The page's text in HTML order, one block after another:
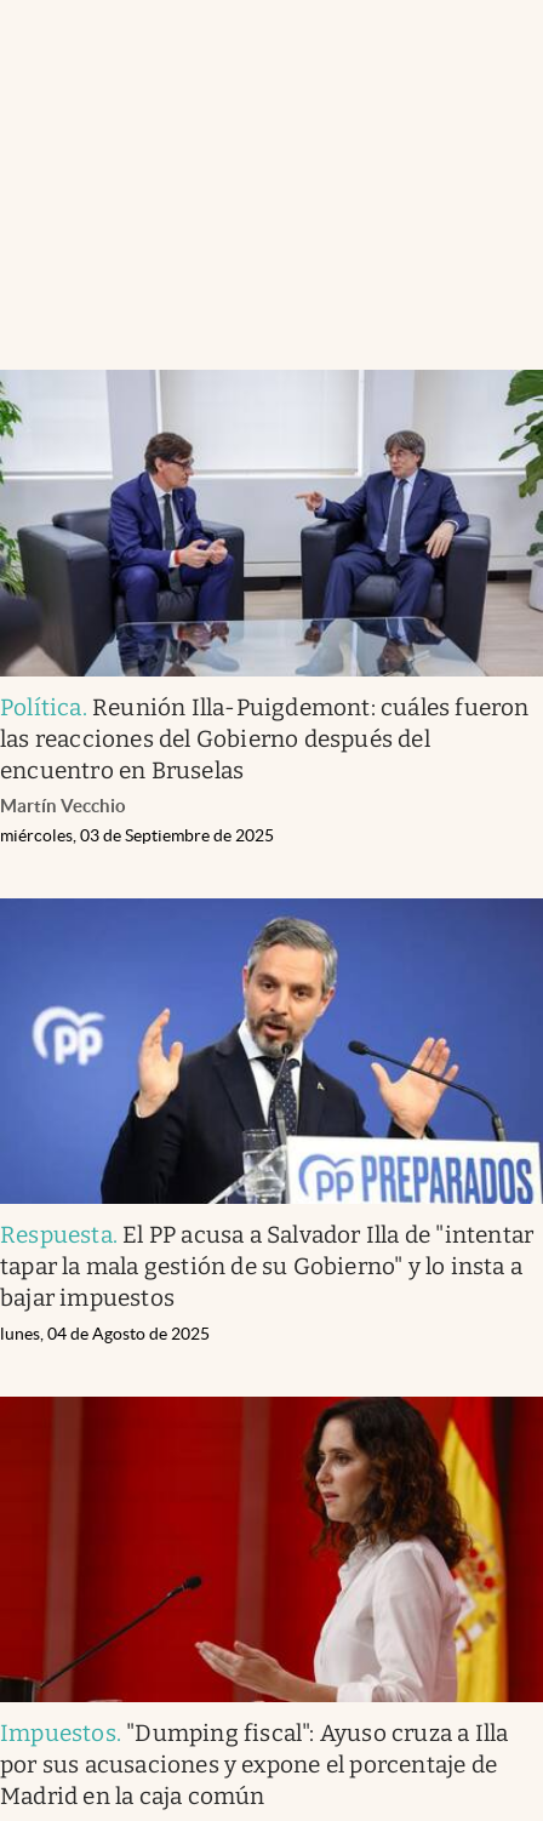
Política. Reunión Illa-Puigdemont: cuáles fueron
las reacciones del Gobierno después del
encuentro en Bruselas
Martín Vecchio
miércoles, 03 de Septiembre de 2025
Respuesta. El PP acusa a Salvador Illa de "intentar
tapar la mala gestión de su Gobierno" y lo insta a
bajar impuestos
lunes, 04 de Agosto de 2025
Impuestos. "Dumping fiscal": Ayuso cruza a Illa
por sus acusaciones y expone el porcentaje de
Madrid en la caja común